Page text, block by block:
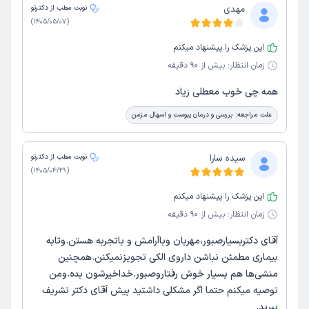
مهدی
نوبت مطب از دکترتو
(
1405/05/07
)
این پزشک را پیشنهاد میکنم
زمان انتظار: بیش از 90 دقیقه
همه چی خوب معطلی زیاد
علت مراجعه: بررسی و درمان یبوست و اسهال مزمن
سیده سارا
نوبت مطب از دکترتو
(
1405/04/29
)
این پزشک را پیشنهاد میکنم
زمان انتظار: بیش از 90 دقیقه
آقای دکتربسیارصبور،مهربان وباآرامش و باتجربه هستن.وتابه
بیماری مطمئن نباشن داروی الکی تجویزنمیکنن.همچنین
منشی‌ها هم بسیار خوش رفتاروصبور.خداخیرشون بده.ومن
توصیه میکنم حتما اگر مشکلی داشتید پیش آقای دکتر تشریف